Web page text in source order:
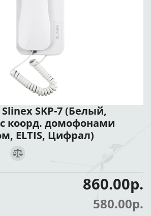
SKP-7 (Белый,
коорд. домофонами
ELTIS, Цифрал)
860.00р.
580.00р.